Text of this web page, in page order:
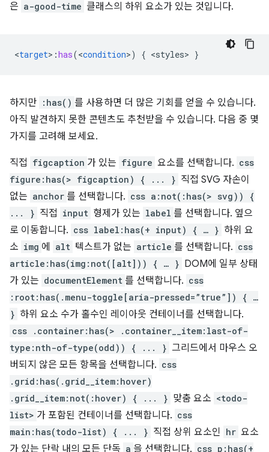
은 a-good-time 클래스의 하위 요소가 있는 것입니다.
<target> :has(<condition>) { <styles> }
하지만 :has() 를 사용하면 더 많은 기회를 얻을 수 있습니다.
아직 발견하지 못한 콘텐츠도 추천받을 수 있습니다. 다음 중 몇
가지를 고려해 보세요.
직접 figcaption 가 있는 figure 요소를 선택합니다. css
figure:has(> figcaption) { ... } 직접 SVG 자손이
없는 anchor 를 선택합니다. css a:not(:has(> svg)) {
... } 직접 input 형제가 있는 label 를 선택합니다. 옆으
로 이동합니다. css label:has(+ input) { … } 하위 요
소 img 에 alt 텍스트가 없는 article 를 선택합니다. css
article:has(img:not([alt])) { … } DOM에 일부 상태
가 있는 documentElement 를 선택합니다. css
:root:has(.menu-toggle[aria-pressed=”true”]) { …
} 하위 요소 수가 홀수인 레이아웃 컨테이너를 선택합니다.
css .container:has(> .container__item:last-of-
type:nth-of-type(odd)) { ... } 그리드에서 마우스 오
버되지 않은 모든 항목을 선택합니다. css
.grid:has(.grid__item:hover)
.grid__item:not(:hover) { ... } 맞춤 요소 <todo-
list> 가 포함된 컨테이너를 선택합니다. css
main:has(todo-list) { ... } 직접 상위 요소인 hr 요소
가 있는 단락 내의 모든 단독 a 을 선택합니다. css p:has(+